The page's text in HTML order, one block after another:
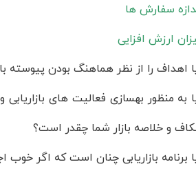
سفارش ها
ارزش افزایی
اهداف را از نظر هماهنگ بودن پیوسته
به منظور بهسازی فعالیت های
و خلاصه بازار شما چقدر است؟
برنامه بازاریابی چنان است که اگر خوب